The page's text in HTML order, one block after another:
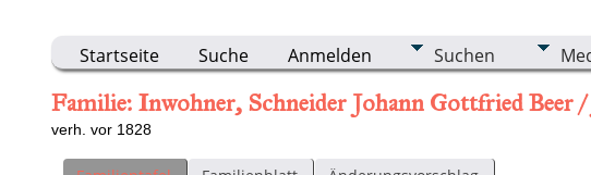
Startseite Suche Anmelden Suchen
Familie: Inwohner, Schneider Johann Gottfried Beer
verh. vor 1828